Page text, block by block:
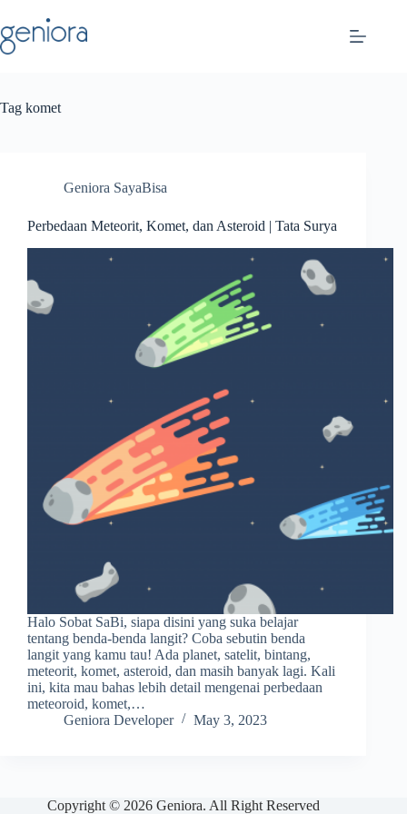
to
content
Tag komet
Geniora SayaBisa
Perbedaan Meteorit, Komet, dan Asteroid | Tata Surya
Halo Sobat SaBi, siapa disini yang suka belajar
tentang benda-benda langit? Coba sebutin benda
langit yang kamu tau! Ada planet, satelit, bintang,
meteorit, komet, asteroid, dan masih banyak lagi. Kali
ini, kita mau bahas lebih detail mengenai perbedaan
meteoroid, komet,…
Geniora Developer
May 3, 2023
Copyright © 2026 Geniora. All Right Reserved